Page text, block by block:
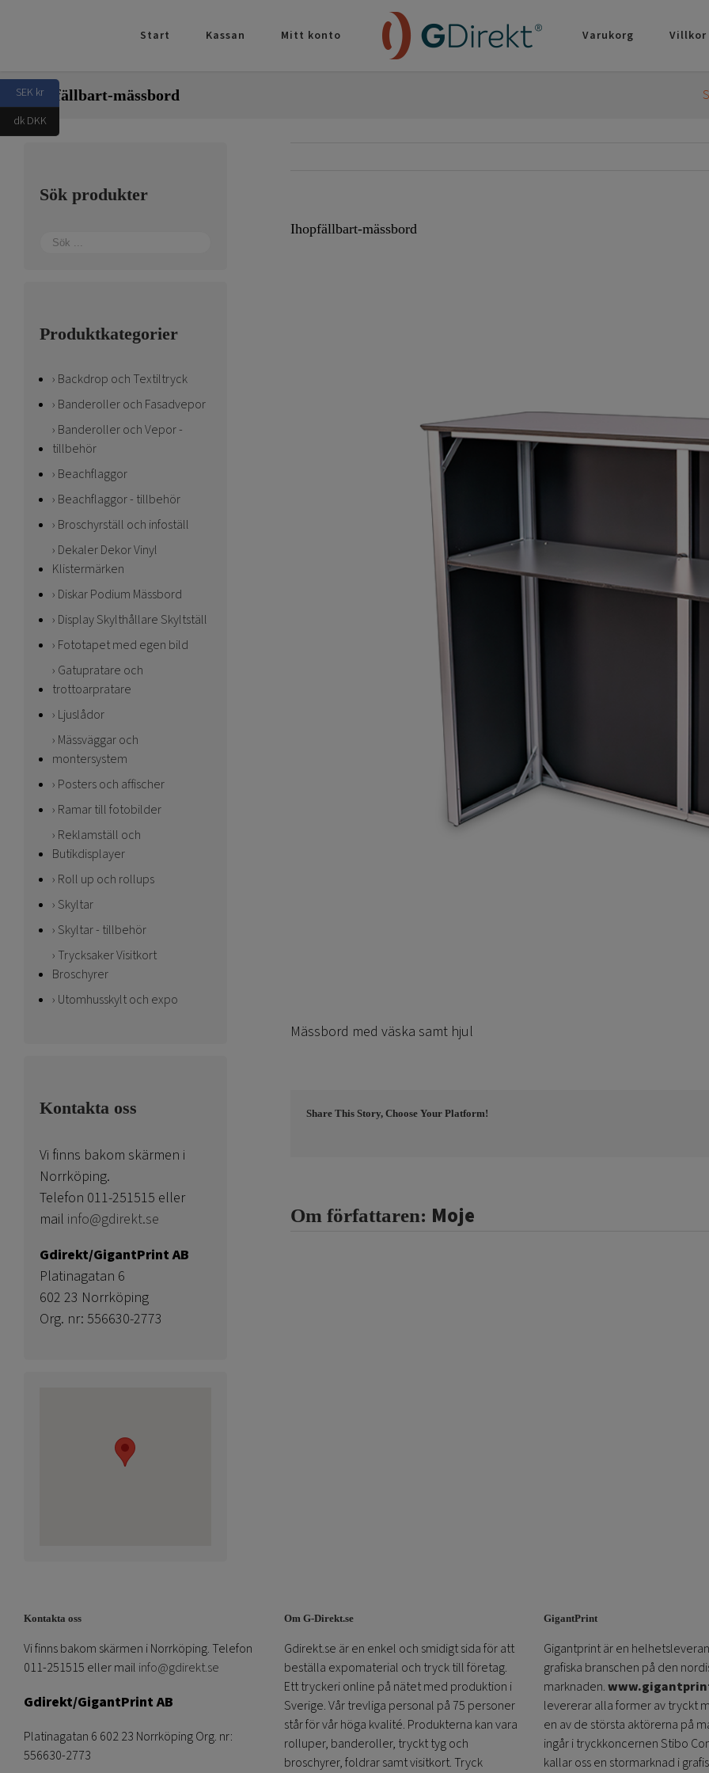
Start Kassan Mitt konto Varukorg Villkor
Ihopfällbart-mässbord
Ihopfällbart-mässbord
Mässbord med väska samt hjul
Share This Story, Choose Your Platform!
Om författaren: Moje
Sök produkter
Produktkategorier
Backdrop och Textiltryck
Banderoller och Fasadvepor
Banderoller och Vepor -
tillbehör
Beachflaggor
Beachflaggor - tillbehör
Broschyrställ och infoställ
Dekaler Dekor Vinyl
Klistermärken
Diskar Podium Mässbord
Display Skylthållare Skyltställ
Fototapet med egen bild
Gatupratare och
trottoarpratare
Ljuslådor
Mässväggar och
montersystem
Posters och affischer
Ramar till fotobilder
Reklamställ och
Butikdisplayer
Roll up och rollups
Skyltar
Skyltar - tillbehör
Trycksaker Visitkort
Broschyrer
Utomhusskylt och expo
Kontakta oss
Vi finns bakom skärmen i
Norrköping.
Telefon 011-251515 eller
mail info@gdirekt.se
Gdirekt/GigantPrint AB
Platinagatan 6
602 23 Norrköping
Org. nr: 556630-2773
Kontakta oss
Vi finns bakom skärmen i Norrköping. Telefon
011-251515 eller mail info@gdirekt.se
Gdirekt/GigantPrint AB
Platinagatan 6 602 23 Norrköping Org. nr:
556630-2773
Om G-Direkt.se
Gdirekt.se är en enkel och smidigt sida för att
beställa expomaterial och tryck till företag.
Ett tryckeri online på nätet med produktion i
Sverige. Vår trevliga personal på 75 personer
står för vår höga kvalité. Produkterna kan vara
rolluper, banderoller, tryckt tyg och
broschyrer, foldrar samt visitkort. Tryck
GigantPrint
Gigantprint är en
grafiska branschen på den
marknaden.
levererar alla former av tryckt
en av de största aktörerna på
ingår i tryckkoncernen Stibo
kallar oss en stormarknad i
SEK kr
dk DKK